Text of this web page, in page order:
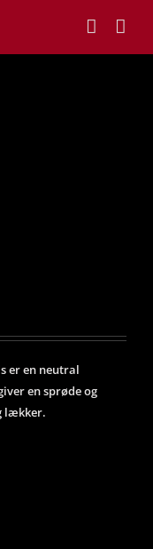
er en neutral
en sprøde og
lækker.